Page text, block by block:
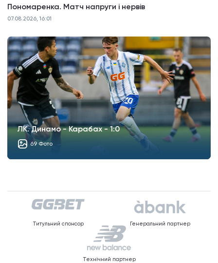
Пономаренка. Матч напруги і нервів
07.08.2026, 16:01
ЛК. Динамо - Карабах - 1:0
69 Фото
Титульний спонсор Генеральний партнер
Технічний партнер